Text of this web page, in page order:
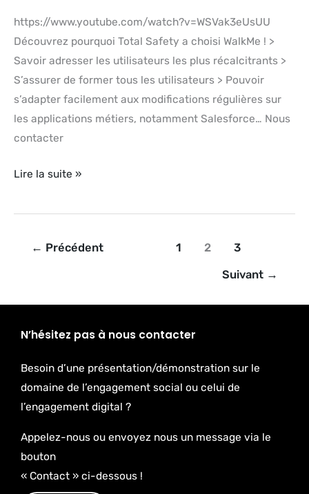
https://www.youtube.com/watch?v=WSVak3eUsUU
Découvrez pourquoi Total Safety a choisi WalkMe ! >
Savoir adresser les utilisateurs les plus récalcitrants >
S’assurer de former tous les utilisateurs > Pouvoir
s’adapter facilement aux modifications régulières sur
les applications métiers, notamment Salesforce… Nous
contacter
Lire la suite »
← Précédent 1 2 3
Suivant →
N’hésitez pas à nous contacter
Besoin d’une présentation/démonstration sur le
domaine de l’engagement social ou celui de
l’engagement digital ?
Appelez-nous ou envoyez nous un message via le
bouton
« Contact » ci-dessous !